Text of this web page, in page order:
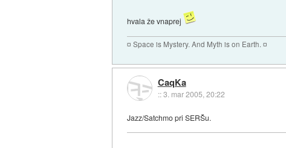
hvala že vnaprej
¤ Space is Mystery. And Myth is on Earth. ¤
CaqKa
::3. mar 2005, 20:22
Jazz/Satchmo pri SERŠu.